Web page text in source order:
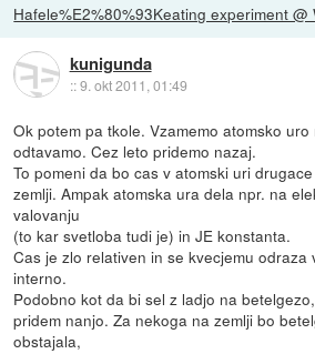
Hafele%E2%80%93Keating experiment @
kunigunda
::9. okt 2011, 01:49
Ok potem pa tkole. Vzamemo atomsko
odtavamo. Cez leto pridemo nazaj.
To pomeni da bo cas v atomski uri
zemlji. Ampak atomska ura dela npr. na
valovanju
(to kar svetloba tudi je) in JE konstanta.
Cas je zlo relativen in se kvecjemu odraza
interno.
Podobno kot da bi sel z ladjo na
pridem nanjo. Za nekoga na zemlji bo
obstajala,